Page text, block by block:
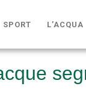
SPORT L’ACQUA